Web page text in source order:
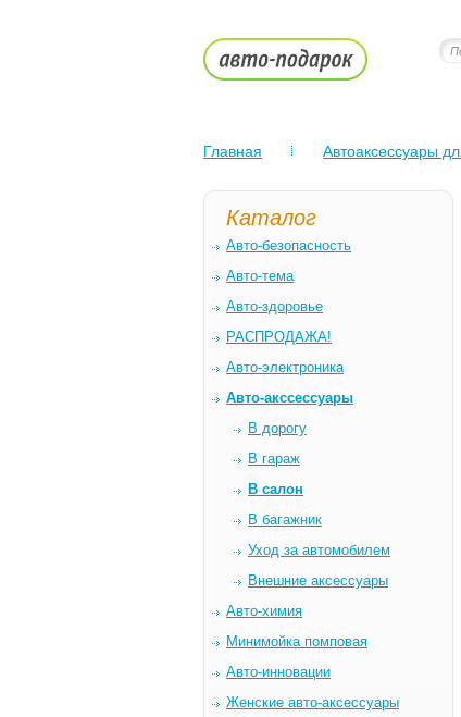
Главная Автоаксессуары
Каталог
Авто-безопасность
Авто-тема
Авто-здоровье
РАСПРОДАЖА!
Авто-электроника
Авто-акссессуары
В дорогу
В гараж
В салон
В багажник
Уход за автомобилем
Внешние аксессуары
Авто-химия
Минимойка помповая
Авто-инновации
Женские авто-аксессуары